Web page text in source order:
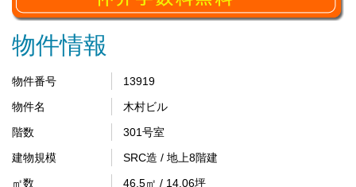
物件情報
物件番号
13919
物件名
木村ビル
階数
301号室
建物規模
SRC造 / 地上8階建
㎡数
46.5㎡ / 14.06坪